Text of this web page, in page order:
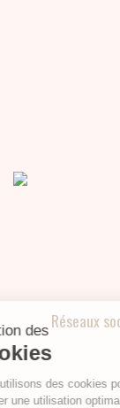
Réseaux
Gestion des
Cookies
Nous utilisons des
assurer une